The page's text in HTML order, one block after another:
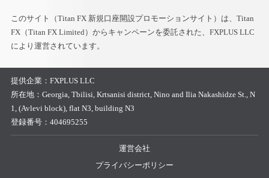
このサイト（Titan FX 新規口座開設プロモーションサイト）は、Titan
FX（Titan FX Limited）からキャンペーンを委託された、FXPLUS LLC
により運営されています。
提供企業： FXPLUS LLC
所在地： Georgia, Tbilisi, Krtsanisi district, Nino and Ilia Nakashidze St., N
1, (Avlevi block), flat N3, building N3
登録番号： 404695255
運営会社
プライバシーポリシー